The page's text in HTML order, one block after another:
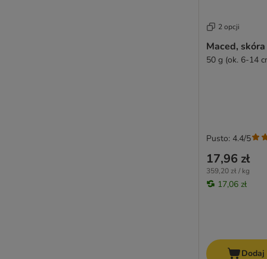
2 opcji
Maced,
50 g (ok. 6-14
17,96 zł
359,20 zł / kg
17,06 zł
Pusto: 4.4/5
Dodaj